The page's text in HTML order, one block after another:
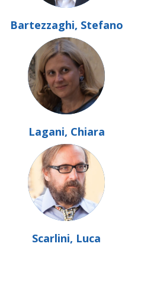
Bartezzaghi, Stefano
Lagani, Chiara
Scarlini, Luca